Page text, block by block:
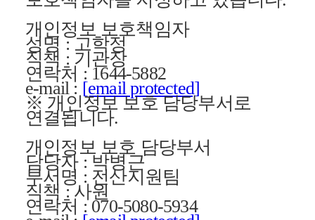
개인정보 보호책임자
성명 : 고학정
직책 : 기관장
연락처 : 1644-5882
e-mail : [email protected]
※ 개인정보 보호 담당부서로
연결됩니다.
개인정보 보호 담당부서
담당자 : 박병근
부서명 : 전산지원팀
직책 : 사원
연락처 : 070-5080-5934